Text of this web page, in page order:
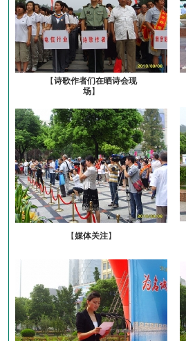
【诗歌作者们在晒诗会现
场】
【媒体关注】